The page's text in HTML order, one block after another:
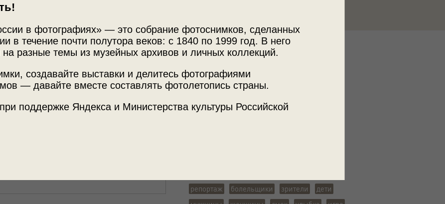
в фотографиях» — это собрание фотоснимков, сделанных
в течение почти полутора веков: с 1840 по 1999 год. В него
разные темы из музейных архивов и личных коллекций.
создавайте выставки и делитесь фотографиями
— давайте вместе составлять фотолетопись страны.
поддержке Яндекса и Министерства культуры Российской
Источник
Архив Александра Алексеевича Бобкина
репортаж болельщики зрители
дети